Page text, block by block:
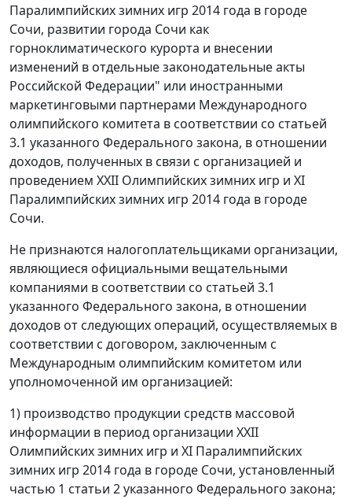
Паралимпийских зимних игр 2014 года в городе
Сочи, развитии города Сочи как
горноклиматического курорта и внесении
изменений в отдельные законодательные акты
Российской Федерации" или иностранными
маркетинговыми партнерами Международного
олимпийского комитета в соответствии со статьей
3.1 указанного Федерального закона, в отношении
доходов, полученных в связи с организацией и
проведением XXII Олимпийских зимних игр и XI
Паралимпийских зимних игр 2014 года в городе
Сочи.
Не признаются налогоплательщиками организации,
являющиеся официальными вещательными
компаниями в соответствии со статьей 3.1
указанного Федерального закона, в отношении
доходов от следующих операций, осуществляемых в
соответствии с договором, заключенным с
Международным олимпийским комитетом или
уполномоченной им организацией:
1) производство продукции средств массовой
информации в период организации XXII
Олимпийских зимних игр и XI Паралимпийских
зимних игр 2014 года в городе Сочи, установленный
частью 1 статьи 2 указанного Федерального закона;